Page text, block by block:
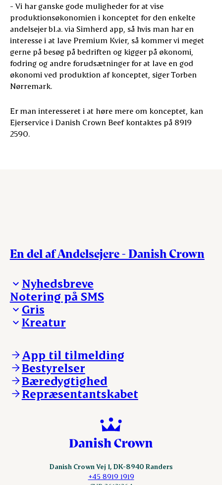
- Vi har ganske gode muligheder for at vise
produktionsøkonomien i konceptet for den enkelte
andelsejer bl.a. via Simherd app, så hvis man har en
interesse i at lave Premium Kvier, så kommer vi meget
gerne på besøg på bedriften og kigger på økonomi,
fodring og andre forudsætninger for at lave en god
økonomi ved produktion af konceptet, siger Torben
Nørremark.
Er man interesseret i at høre mere om konceptet, kan
Ejerservice i Danish Crown Beef kontaktes på 8919
2590.
En del af Andelsejere - Danish Crown
Nyhedsbreve
Madinspiration - nyhedsbrev
Notering på SMS
Gris
Ejerinformation
Nyheder
Login
Kreatur
Kontakt os
Notering
Nyheder
Login
App til tilmelding
Bestyrelser
Bæredygtighed
Repræsentantskabet
Danish Crown Vej 1, DK-8940 Randers
+45 8919 1919